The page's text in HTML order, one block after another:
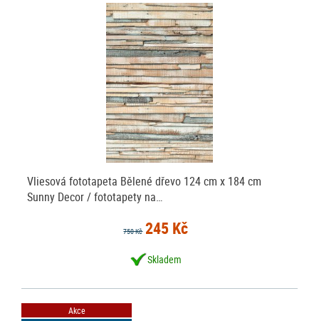
Vliesová fototapeta Bělené dřevo 124 cm x 184 cm
Sunny Decor / fototapety na…
750 Kč 245 Kč
Skladem
Akce